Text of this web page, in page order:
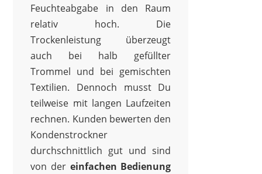
Feuchteabgabe in den Raum
relativ hoch. Die
Trockenleistung überzeugt
auch bei halb gefüllter
Trommel und bei gemischten
Textilien. Dennoch musst Du
teilweise mit langen Laufzeiten
rechnen. Kunden bewerten den
Kondenstrockner
durchschnittlich gut und sind
von der einfachen Bedienung